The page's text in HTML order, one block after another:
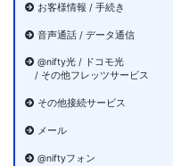
お客様情報 / 手続き
音声通話 / データ通信
@nifty光 / ドコモ光
/ その他フレッツサービス
その他接続サービス
メール
@niftyフォン